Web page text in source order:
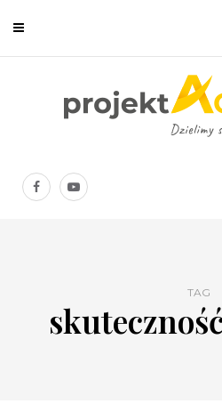
TAG
Chcesz być na bieżąco? Zostaw
prześlemy Ci nasze
Twoje dane osobowe będą